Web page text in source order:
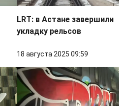
LRT: в Астане завершили
укладку рельсов
18 августа 2025 09:59